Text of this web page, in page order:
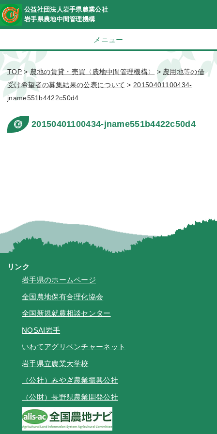
公益社団法人岩手県農業公社
岩手県農地中間管理機構
メニュー
TOP>農地の賃貸・売買〈農地中間管理機構〉 > 農用地等の借
受け希望者の募集結果の公表について >20150401100434-
jname551b4422c50d4
20150401100434-jname551b4422c50d4
リンク
岩手県のホームページ
全国農地保有合理化協会
全国新規就農相談センター
NOSAI岩手
いわてアグリベンチャーネット
岩手県立農業大学校
（公社）みやぎ農業振興公社
（公財）長野県農業開発公社